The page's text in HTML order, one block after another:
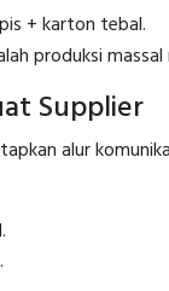
+ karton tebal.
produksi
Supplier
alur